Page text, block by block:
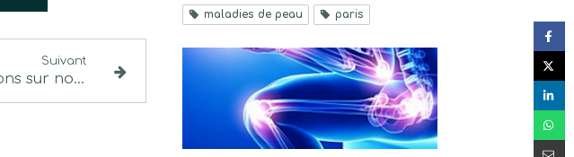
Suivant
L'impact des émotions sur notre santé
maladies de peau paris